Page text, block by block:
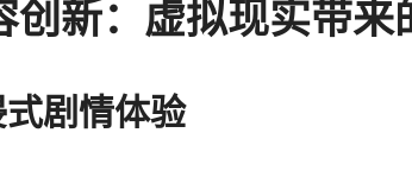
创新：虚拟现实带
剧情体验